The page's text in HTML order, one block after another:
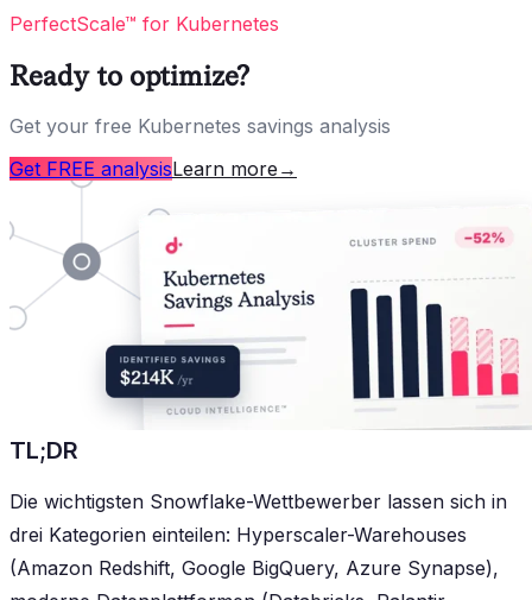
PerfectScale™ for Kubernetes
Ready to optimize?
Get your free Kubernetes savings analysis
Get FREE analysisLearn more →
TL;DR
Die wichtigsten Snowflake-Wettbewerber lassen sich in
drei Kategorien einteilen: Hyperscaler-Warehouses
(Amazon Redshift, Google BigQuery, Azure Synapse),